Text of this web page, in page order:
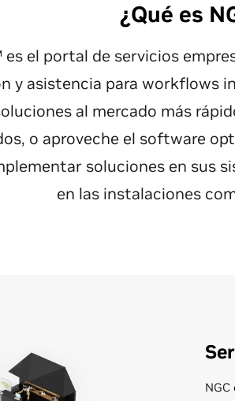
¿Qué es
es el portal de servicios
y asistencia para workflows
al mercado más
o aproveche el software
soluciones en sus
en las instalaciones